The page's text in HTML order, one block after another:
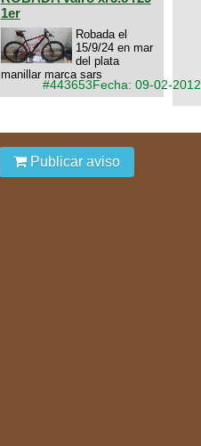
#443653Fecha: 09-02-2012
1er
Robada el
15/9/24 en mar
del plata
manillar marca sars
Publicar aviso